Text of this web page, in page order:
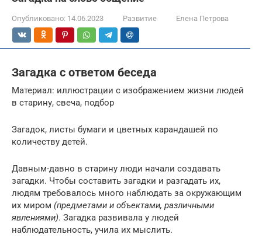
Опубликовано: 14.06.2023 Развитие Елена Петрова
Загадка с ответом беседа
Материал: иллюстрации с изображением жизни людей
в старину, свеча, подбор
Загадок, листы бумаги и цветных карандашей по
количеству детей.
Давным-давно в старину люди начали создавать
загадки. Чтобы составить загадки и разгадать их,
людям требовалось много наблюдать за окружающим
их миром (предметами и объектами, различными
явлениями). Загадка развивала у людей
наблюдательность, учила их мыслить.